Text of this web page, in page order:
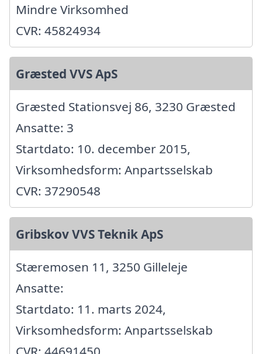
Mindre Virksomhed
CVR: 45824934
Græsted VVS ApS
Græsted Stationsvej 86, 3230 Græsted
Ansatte: 3
Startdato: 10. december 2015,
Virksomhedsform: Anpartsselskab
CVR: 37290548
Gribskov VVS Teknik ApS
Stæremosen 11, 3250 Gilleleje
Ansatte:
Startdato: 11. marts 2024,
Virksomhedsform: Anpartsselskab